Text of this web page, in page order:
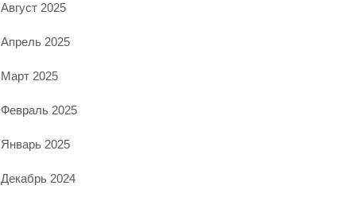
Август 2025
Апрель 2025
Март 2025
Февраль 2025
Январь 2025
Декабрь 2024